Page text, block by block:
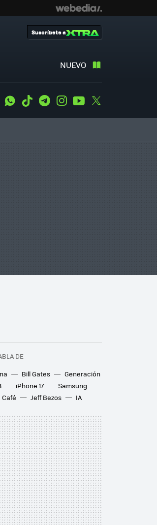
NUEVO
Suscríbete a
WhatsApp
Tiktok TelegramInstagramYoutube
DE
Bill Gates
Generación
iPhone 17
Samsung
Café Jeff Bezos IA